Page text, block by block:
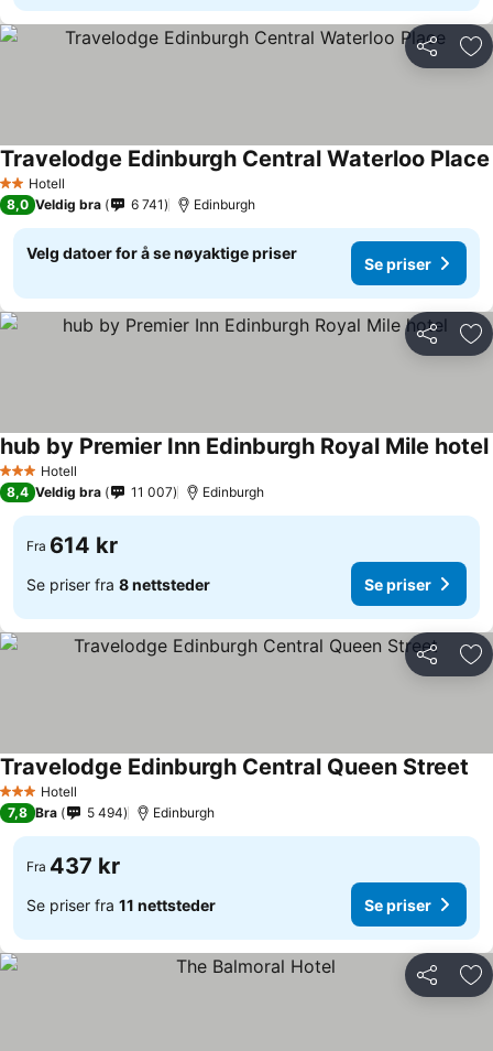
Del
2 Stjerner
Hotell
Travelodge Edinburgh Central Waterloo Place
8,0 Veldig bra 6 741 Edinburgh
Velg datoer for å se nøyaktige priser
Se priser
Del
3 StjernerHotell
hub by Premier Inn Edinburgh Royal Mile hotel
8,4 Veldig bra 11 007 Edinburgh
Fra 614 kr
Se priser fra 8 nettsteder Se priser
Del
3 StjernerHotell
Travelodge Edinburgh Central Queen Street
7,8 Bra 5 494 Edinburgh
Fra 437 kr
Se priser fra 11 nettsteder Se priser
Del